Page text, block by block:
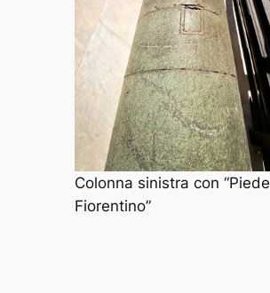
Colonna sinistra con “Piede
Fiorentino”